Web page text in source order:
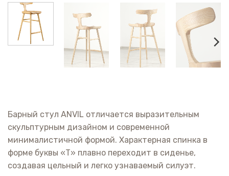
Барный стул ANVIL отличается выразительным
скульптурным дизайном и современной
минималистичной формой. Характерная спинка в
форме буквы «Т» плавно переходит в сиденье,
создавая цельный и легко узнаваемый силуэт.